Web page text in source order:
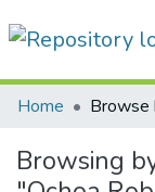
Communities &
All of DSpace
Home Browse
Browsing